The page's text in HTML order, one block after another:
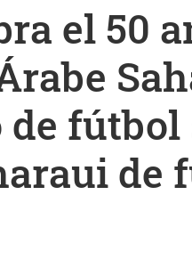
el 50
de